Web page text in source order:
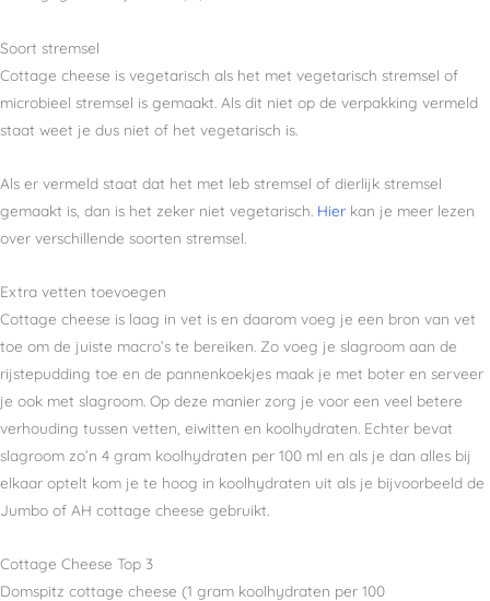
Soort stremsel
Cottage cheese is vegetarisch als het met vegetarisch stremsel of
microbieel stremsel is gemaakt. Als dit niet op de verpakking vermeld
staat weet je dus niet of het vegetarisch is.
Als er vermeld staat dat het met leb stremsel of dierlijk stremsel
gemaakt is, dan is het zeker niet vegetarisch. Hier kan je meer lezen
over verschillende soorten stremsel.
Extra vetten toevoegen
Cottage cheese is laag in vet is en daarom voeg je een bron van vet
toe om de juiste macro’s te bereiken. Zo voeg je slagroom aan de
rijstepudding toe en de pannenkoekjes maak je met boter en serveer
je ook met slagroom. Op deze manier zorg je voor een veel betere
verhouding tussen vetten, eiwitten en koolhydraten. Echter bevat
slagroom zo’n 4 gram koolhydraten per 100 ml en als je dan alles bij
elkaar optelt kom je te hoog in koolhydraten uit als je bijvoorbeeld de
Jumbo of AH cottage cheese gebruikt.
Cottage Cheese Top 3
Domspitz cottage cheese (1 gram koolhydraten per 100